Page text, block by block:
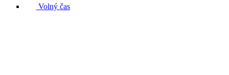
Volný čas